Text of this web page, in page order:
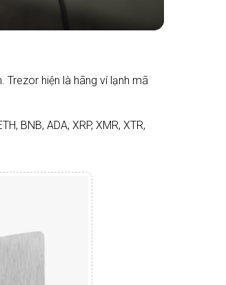
Trezor hiện là hãng ví lạnh mã
BNB, ADA, XRP, XMR, XTR,